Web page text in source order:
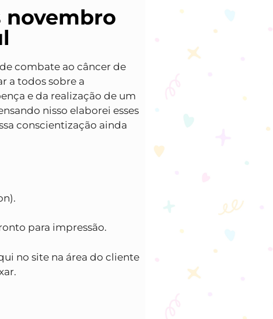
novembro
combate ao câncer de
a todos sobre a
e da realização de um
nisso elaborei esses
conscientização ainda
para impressão.
no site na área do cliente